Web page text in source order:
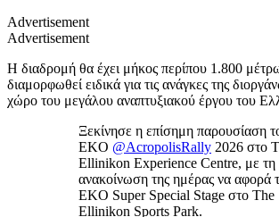
Advertisement
Advertisement
Η διαδρομή θα έχει μήκος περίπου 1.800
διαμορφωθεί ειδικά για τις ανάγκες της
χώρο του μεγάλου αναπτυξιακού έργου του
Ξεκίνησε η επίσημη παρουσίαση
EKO @AcropolisRally 2026 στο
Εllinikon Experience Centre, με τη
ανακοίνωση της ημέρας να αφορά
EKO Super Special Stage στο The
Εllinikon Sports Park.